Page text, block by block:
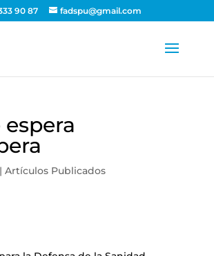
90 87 fadspu@gmail.com
espera
Artículos Publicados